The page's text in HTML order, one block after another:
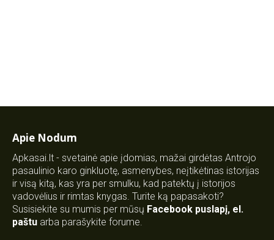
Apie Nodum
Apkasai.lt - svetainė apie įdomias, mažai girdėtas Antrojo
pasaulinio karo ginkluotę, asmenybes, neįtikėtinas istorijas
ir visą kitą, kas yra per smulku, kad patektų į istorijos
vadovėlius ir rimtas knygas. Turite ką papasakoti?
Susisiekite su mumis per mūsų Facebook puslapį, el.
paštu arba parašykite forume.